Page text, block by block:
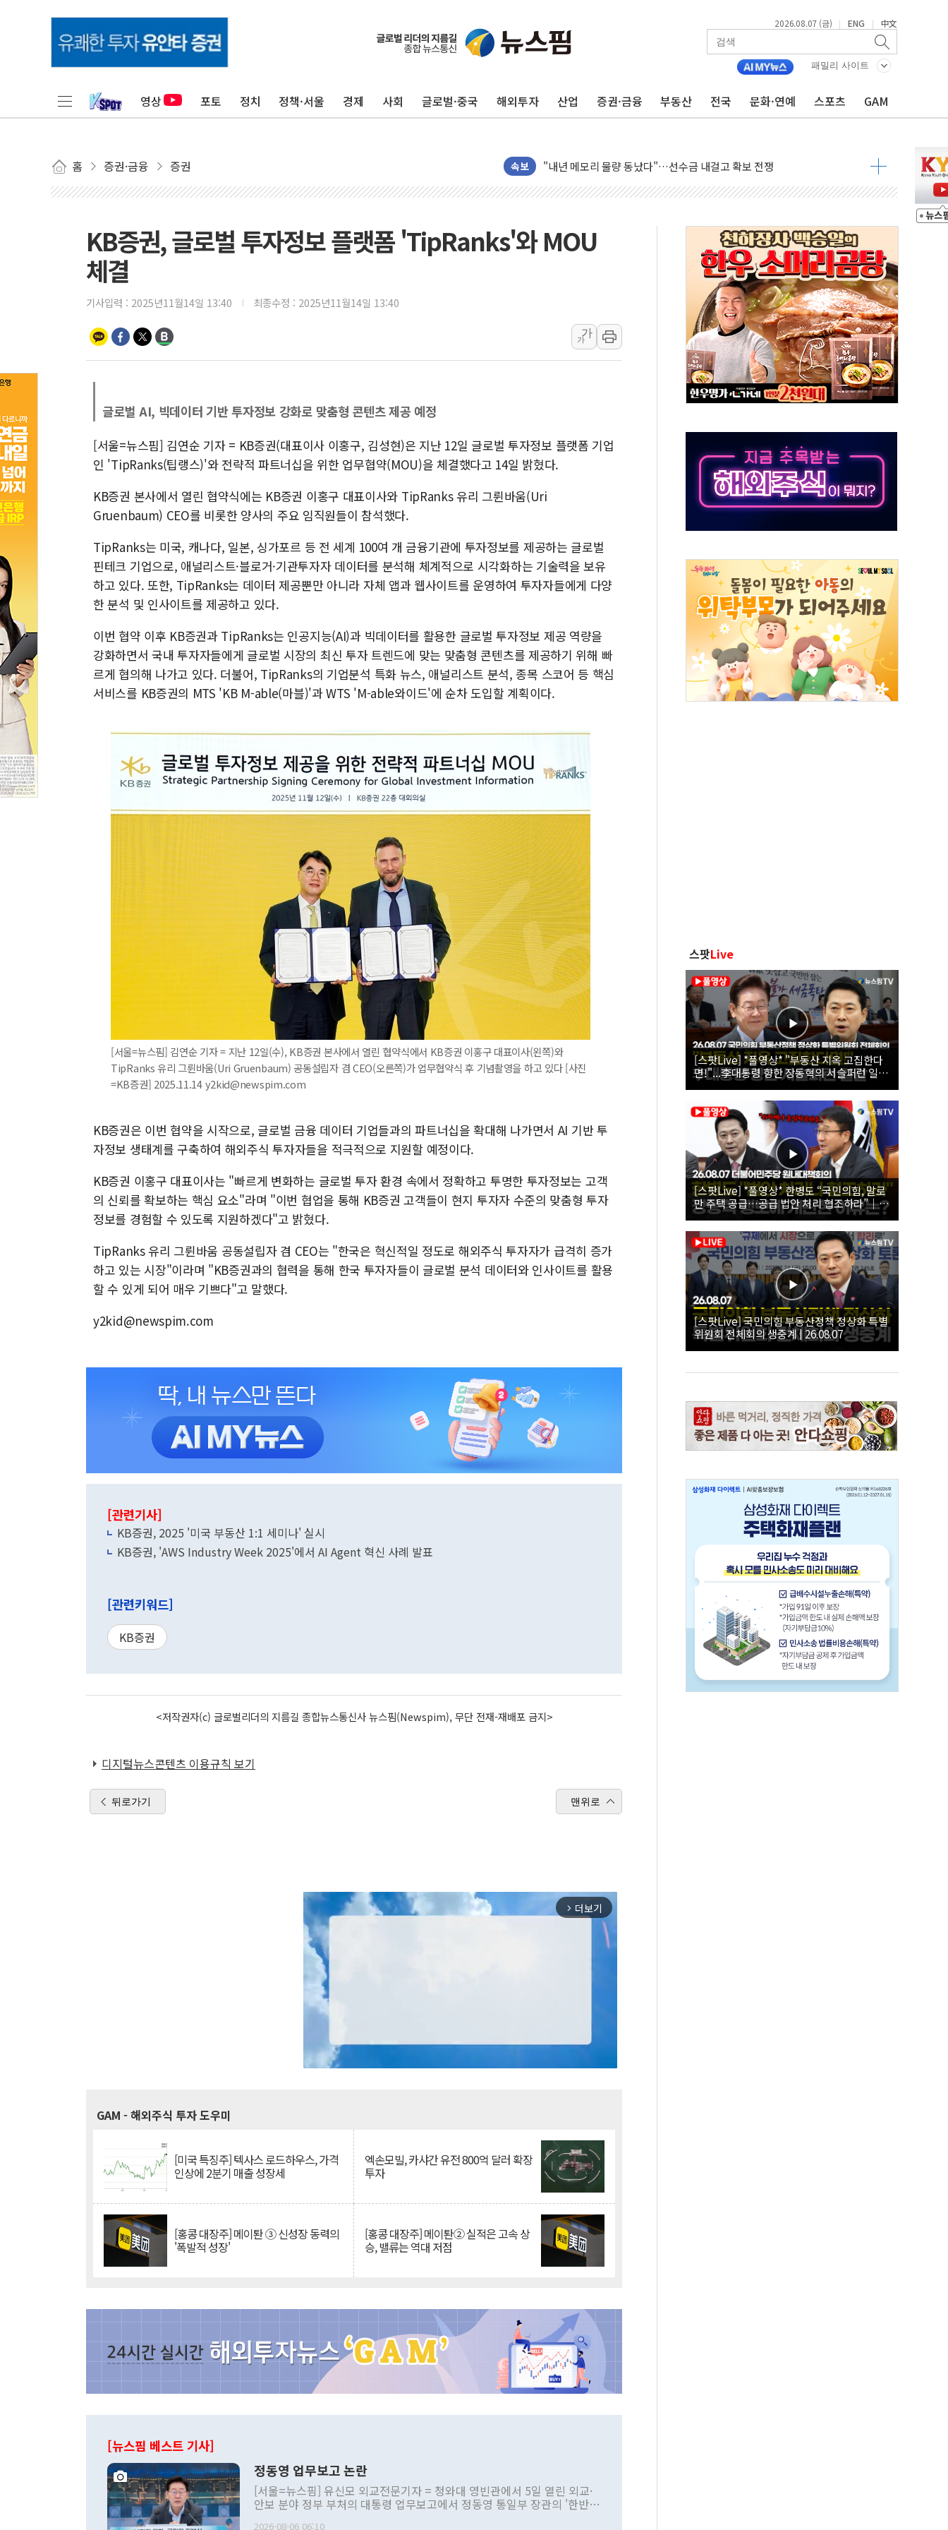
2026.08.07 (금) | ENG | 中文
패밀리 사이트
영상 포토 정치 정책·서울 경제 사회 글로벌·중국 해외투자 산업 증권·금융 부동산 전국 문화·연예 스포츠 GAM
홈 증권·금융 증권 속보
李대통령, 진급 장성들에게 "내란으로 훼손된 군 신뢰 회복해야"
TBH글로벌, 상반기 매출 1006억원…전년비 13.9% 증가
AI 메모리 향한 뜨거운 관심…SK하이닉스, FMS서 '풀스택' 기술력 과시
"내년 메모리 물량 동났다"…선수금 내걸고 확보 전쟁
현대지에프홀딩스, 자사주 1000억 연내 소각…2분기 영업익 853억
[뉴스핌 이 시각 PICK] 축구협회 성접대 기간, 대표팀 무패 外
美 정보 당국 "푸틴, 몇 년 내 NATO 결속력 시험하려 한정적 침공 가능성"
인도, 바이오가스 생산에 3.5조원 투입키로...'에너지 자립' 일환
서울시, 정비사업으로 주택 36% 늘었다...공급부족 전 시장 규제 탓 커
신인류콘텐츠, 핀란드 AI 기업 Audission Oy와 운영 파트너십 체결
"일부 존치" vs "전면 개발"…서리풀2구역 갈등, 협의 테이블에
[AI 카드뉴스] 기후변화가 바꾼 대한민국 여름
국민의힘 윤리위, '부산 돌려차기 발언' 논란 서범수·진종오 징계절차 개시
캠코, 5918억원 규모 압류재산 1506건 공매
[시승기] 공간·승차감 잡은 볼보 EX90…'올 터치'는 호불호
KB증권, 글로벌 투자정보 플랫폼 'TipRanks'와 MOU
체결
기사입력 : 2025년11월14일 13:40 최종수정 : 2025년11월14일 13:40
가
가
글로벌 AI, 빅데이터 기반 투자정보 강화로 맞춤형 콘텐츠 제공 예정
[서울=뉴스핌] 김연순 기자 = KB증권(대표이사 이홍구, 김성현)은 지난 12일 글로벌 투자정보 플랫폼 기업
인 'TipRanks(팁랭스)'와 전략적 파트너십을 위한 업무협약(MOU)을 체결했다고 14일 밝혔다.
KB증권 본사에서 열린 협약식에는 KB증권 이홍구 대표이사와 TipRanks 유리 그륀바움(Uri
Gruenbaum) CEO를 비롯한 양사의 주요 임직원들이 참석했다.
TipRanks는 미국, 캐나다, 일본, 싱가포르 등 전 세계 100여 개 금융기관에 투자정보를 제공하는 글로벌
핀테크 기업으로, 애널리스트·블로거·기관투자자 데이터를 분석해 체계적으로 시각화하는 기술력을 보유
하고 있다. 또한, TipRanks는 데이터 제공뿐만 아니라 자체 앱과 웹사이트를 운영하여 투자자들에게 다양
한 분석 및 인사이트를 제공하고 있다.
이번 협약 이후 KB증권과 TipRanks는 인공지능(AI)과 빅데이터를 활용한 글로벌 투자정보 제공 역량을
강화하면서 국내 투자자들에게 글로벌 시장의 최신 투자 트렌드에 맞는 맞춤형 콘텐츠를 제공하기 위해 빠
르게 협의해 나가고 있다. 더불어, TipRanks의 기업분석 특화 뉴스, 애널리스트 분석, 종목 스코어 등 핵심
서비스를 KB증권의 MTS 'KB M-able(마블)'과 WTS 'M-able와이드'에 순차 도입할 계획이다.
[서울=뉴스핌] 김연순 기자 = 지난 12일(수), KB증권 본사에서 열린 협약식에서 KB증권 이홍구 대표이사(왼쪽)와
TipRanks 유리 그륀바움(Uri Gruenbaum) 공동설립자 겸 CEO(오른쪽)가 업무협약식 후 기념촬영을 하고 있다 [사진
=KB증권] 2025.11.14 y2kid@newspim.com
KB증권은 이번 협약을 시작으로, 글로벌 금융 데이터 기업들과의 파트너십을 확대해 나가면서 AI 기반 투
자정보 생태계를 구축하여 해외주식 투자자들을 적극적으로 지원할 예정이다.
KB증권 이홍구 대표이사는 "빠르게 변화하는 글로벌 투자 환경 속에서 정확하고 투명한 투자정보는 고객
의 신뢰를 확보하는 핵심 요소"라며 "이번 협업을 통해 KB증권 고객들이 현지 투자자 수준의 맞춤형 투자
정보를 경험할 수 있도록 지원하겠다"고 밝혔다.
TipRanks 유리 그륀바움 공동설립자 겸 CEO는 "한국은 혁신적일 정도로 해외주식 투자자가 급격히 증가
하고 있는 시장"이라며 "KB증권과의 협력을 통해 한국 투자자들이 글로벌 분석 데이터와 인사이트를 활용
할 수 있게 되어 매우 기쁘다"고 말했다.
y2kid@newspim.com
[관련기사]
KB증권, 2025 '미국 부동산 1:1 세미나' 실시
KB증권, 'AWS Industry Week 2025'에서 AI Agent 혁신 사례 발표
[관련키워드]
KB증권
<저작권자(c) 글로벌리더의 지름길 종합뉴스통신사 뉴스핌(Newspim), 무단 전재-재배포 금지>
디지털뉴스콘텐츠 이용규칙 보기
뒤로가기 맨위로
arrow_forward_ios 더보기
GAM - 해외주식 투자 도우미
[미국 특징주] 텍사스 로드하우스, 가격
인상에 2분기 매출 성장세
엑손모빌, 카샤간 유전 800억 달러 확장
투자
[홍콩 대장주] 메이퇀 ③ 신성장 동력의
'폭발적 성장'
[홍콩 대장주] 메이퇀② 실적은 고속 상
승, 밸류는 역대 저점
[뉴스핌 베스트 기사]
정동영 업무보고 논란
[서울=뉴스핌] 유신모 외교전문기자 = 청와대 영빈관에서 5일 열린 외교·
안보 분야 정부 부처의 대통령 업무보고에서 정동영 통일부 장관의 '한반도
2026-08-06 06:10
스팟Live
[스팟Live] *풀영상* "부동산 지옥 고집한다
면!"...李대통령 향한 장동혁의 서슬퍼런 일갈
| 26.08.07 국민의힘 부동산정책 정상화 특별
위원회 전체회의
[스팟Live] *풀영상* 한병도 “국민의힘, 말로
만 주택 공급…공급 법안 처리 협조하라”｜
26.08.07 더불어민주당 원내대책회의
[스팟Live] 국민의힘 부동산정책 정상화 특별
위원회 전체회의 생중계 | 26.08.07